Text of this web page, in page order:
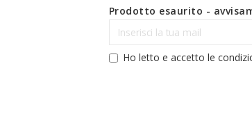
Prodotto esaurito -
Ho letto e accetto le